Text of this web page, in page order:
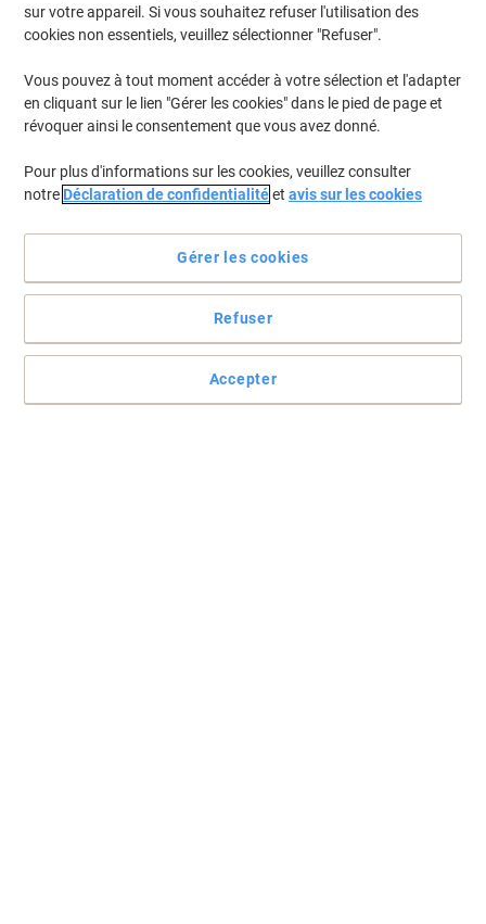
précédemment achetéesSe connecter
gratuit
Toner Lexmark D'origine 52D2H00 Noir
Achetez Plus,Dépensez Moins
€564,00
À partir de 3 Unités
€659,88 TVA incl.
Livraison directe par le fournisseur
Page1
Page
Filtrer par
sur votre appareil. Si vous souhaitez refuser l'utilisation des
cookies non essentiels, veuillez sélectionner "Refuser".
Vous pouvez à tout moment accéder à votre sélection et l'adapter
en cliquant sur le lien "Gérer les cookies" dans le pied de page et
révoquer ainsi le consentement que vous avez donné.
Pour plus d'informations sur les cookies, veuillez consulter
notre Déclaration de confidentialitéet avis sur les cookies
Gérer les cookies
Refuser
Accepter